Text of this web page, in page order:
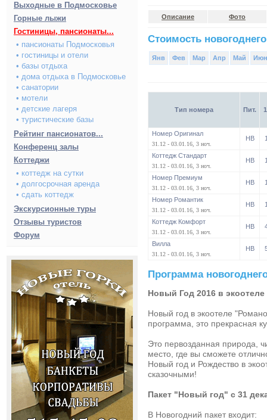
Выходные в Подмосковье
Горные лыжи
Гостиницы, пансионаты...
• пансионаты Подмосковья
• гостиницы и отели
• базы отдыха
• дома отдыха в Подмосковье
• санатории
• мотели
• детские лагеря
• туристические базы
Рейтинг пансионатов...
Конференц залы
Коттеджи
• коттедж на сутки
• долгосрочная аренда
• сдать коттедж
Экскурсионные туры
Отзывы туристов
Форум
Описание Фото
Стоимость
Янв Фев Мар Апр Май Июн
Тип номера Пит.
Номер Оригинал
31.12 - 03.01.16, 3 ноч.
HB
Коттедж Стандарт
31.12 - 03.01.16, 3 ноч.
HB
Номер Премиум
31.12 - 03.01.16, 3 ноч.
HB
Номер Романтик
31.12 - 03.01.16, 3 ноч.
HB
Коттедж Комфорт
31.12 - 03.01.16, 3 ноч.
HB
Вилла
31.12 - 03.01.16, 3 ноч.
HB
Программа
Новый Год 2016 в
Новый год в экоотеле
программа, это прекрасная
Это первозданная природа,
место, где вы сможете
Новый год и Рождество в
сказочными!
Пакет "Новый год" с 31
В Новогодний пакет входит: